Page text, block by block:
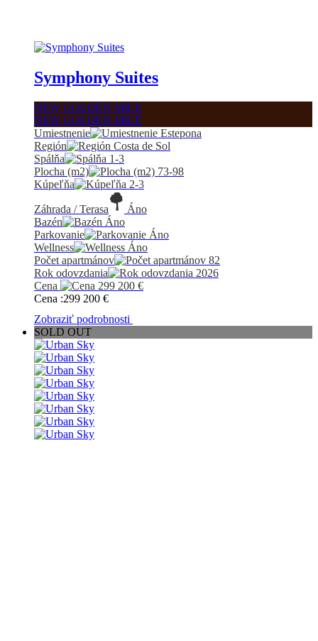
Symphony Suites
NEW GOLDEN MILE
NEW GOLDEN MILE
Umiestnenie
Estepona
Región
Costa de Sol
Spálňa
1-3
Plocha (m2)
73-98
Kúpeľňa
2-3
Záhrada / Terasa
Áno
Bazén
Áno
Parkovanie
Áno
Wellness
Áno
Počet apartmánov
82
Rok odovzdania
2026
Cena
299 200 €
Cena :299 200 €
Zobraziť podrobnosti
SOLD OUT